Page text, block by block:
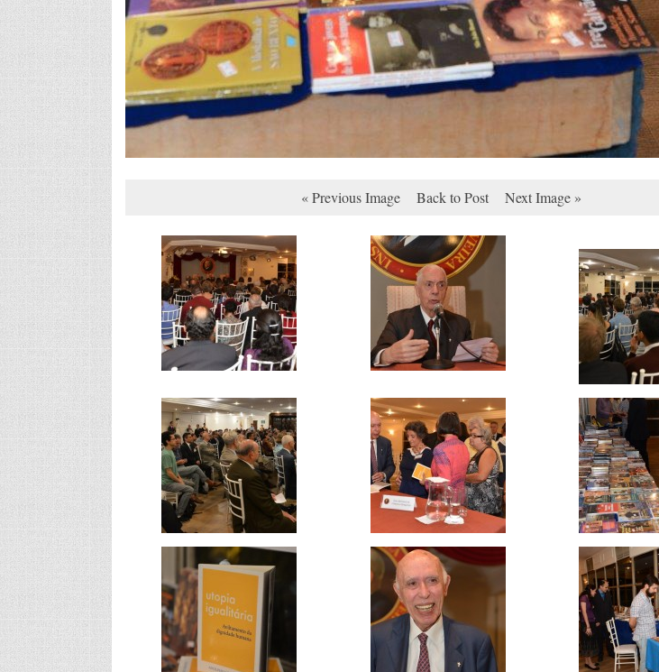
« Previous Image Back to Post Next Image »